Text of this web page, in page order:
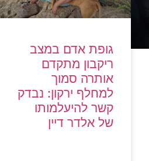
גופת אדם במצב
ריקבון מתקדם
אותרה סמוך
למחלף ירקון: נבדק
קשר להיעלמותו
של אלדר דיין